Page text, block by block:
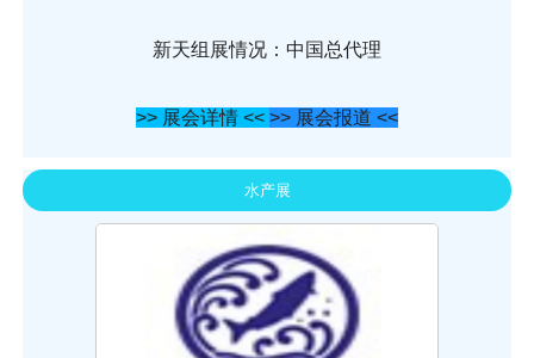
新天组展情况：中国总代理
>> 展会详情 << >> 展会报道 <<
水产展